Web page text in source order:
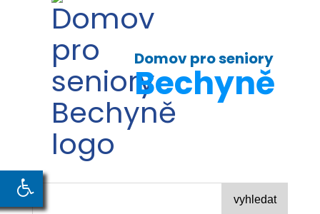
Domov pro seniory
Bechyně